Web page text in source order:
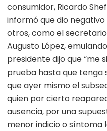
consumidor, Ricardo
informó que dio
otros, como el
Augusto López,
presidente dijo que “me
prueba hasta que tenga
que ayer mismo el
quien por cierto
ausencia, por una
menor indicio o